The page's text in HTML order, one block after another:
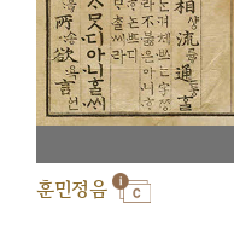
훈민정음